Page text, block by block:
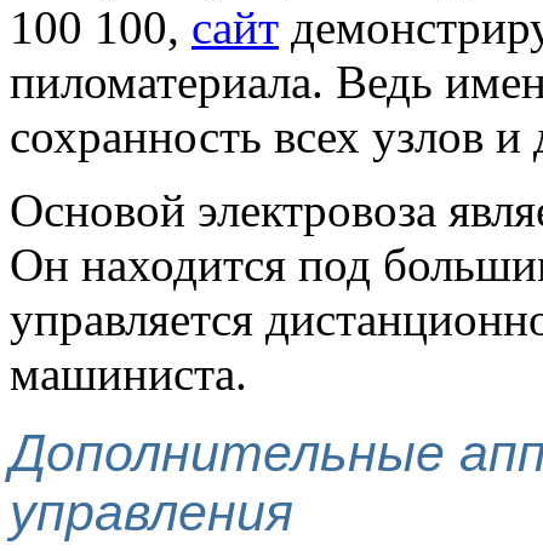
100 100, сайт
пиломатериала. Ведь
сохранность всех узлов и
Основой электровоза
Он находится под
управляется
машиниста.
Дополнительные
управления